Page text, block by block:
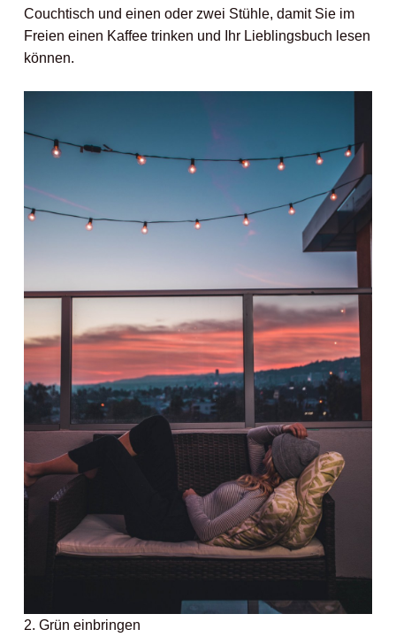
Couchtisch und einen oder zwei Stühle, damit Sie im
Freien einen Kaffee trinken und Ihr Lieblingsbuch lesen
können.
2. Grün einbringen